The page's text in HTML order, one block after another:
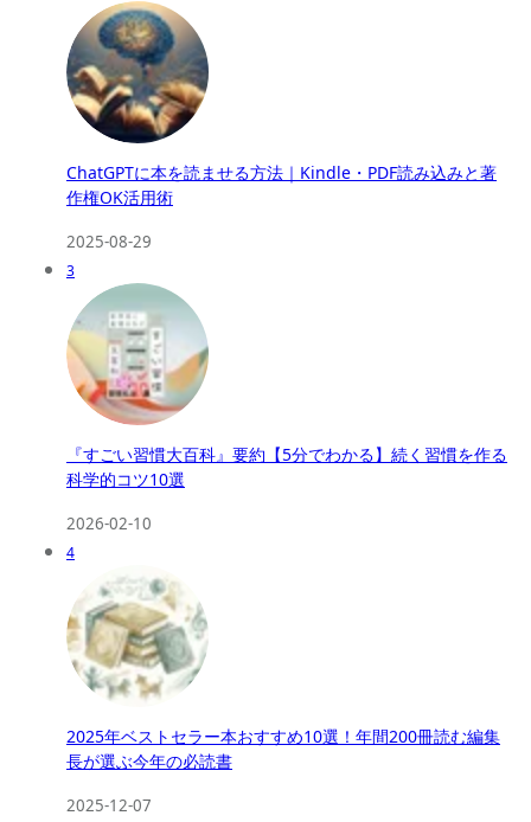
ChatGPTに本を読ませる方法｜Kindle・PDF読み込みと著
作権OK活用術
2025-08-29
3
『すごい習慣大百科』要約【5分でわかる】続く習慣を作る
科学的コツ10選
2026-02-10
4
2025年ベストセラー本おすすめ10選！年間200冊読む編集
長が選ぶ今年の必読書
2025-12-07